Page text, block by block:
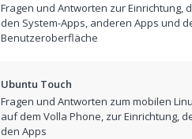
Fragen und Antworten zur Einrichtung,
den System-Apps, anderen Apps und
Benutzeroberfläche
Ubuntu Touch
Fragen und Antworten zum mobilen
auf dem Volla Phone, zur Einrichtung,
den Apps